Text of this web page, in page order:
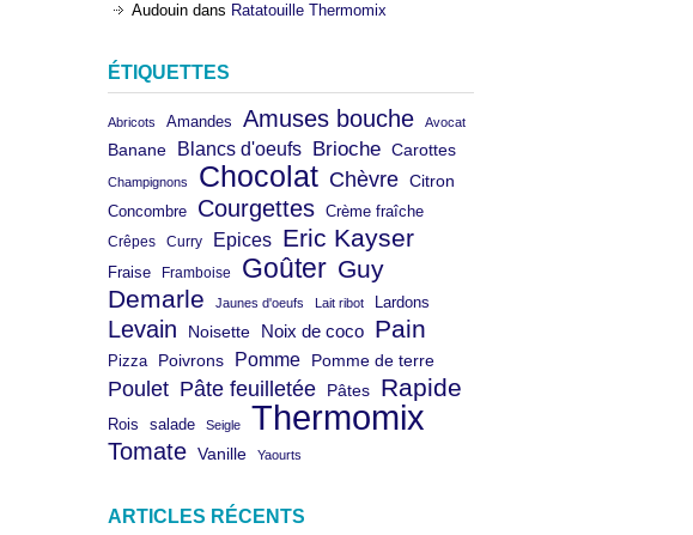
Audouindans Ratatouille Thermomix
ÉTIQUETTES
Abricots Amandes Amuses bouche Avocat
Banane Blancs d'oeufs Brioche Carottes
Champignons Chocolat Chèvre Citron
Concombre Courgettes Crème fraîche
Crêpes Curry Epices Eric Kayser
Fraise Framboise Goûter Guy
Demarle
Jaunes d'oeufs Lait ribot Lardons
Levain Noisette Noix de coco Pain
Pizza Poivrons Pomme Pomme de terre
Poulet Pâte feuilletée Pâtes Rapide
Rois salade Seigle Thermomix
Tomate Vanille Yaourts
ARTICLES RÉCENTS